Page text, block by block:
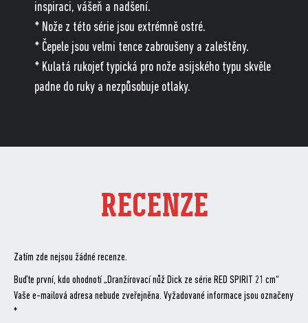
inspiraci, vášeň a nadšení.
* Nože z této série jsou extrémně ostré.
* Čepele jsou velmi tence zabroušeny a zaleštěny.
* Kulatá rukojeť typická pro nože asijského typu skvěle
padne do ruky a nezpůsobuje otlaky.
RECENZE
Zatím zde nejsou žádné recenze.
Buďte první, kdo ohodnotí „Dranžírovací nůž Dick ze série RED SPIRIT 21 cm“
Vaše e-mailová adresa nebude zveřejněna. Vyžadované informace jsou označeny
*